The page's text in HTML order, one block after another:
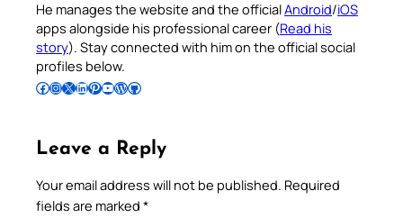
He manages the website and the officialAndroid/iOS
apps alongside his professional career (Read his
story). Stay connected with him on the official social
profiles below.
Follow Pradeep on Facebook Follow Pradeep on InstagramFollow Pradeep on X Follow Pradeep on LinkedIn Follow Pradeep on Pinterest Subscribe to Pradeep’s Youtube Channel Follow Pradeep on WordPress Follow Pradeep on GitHub
Leave a Reply
Your email address will not be published. Required
fields are marked *